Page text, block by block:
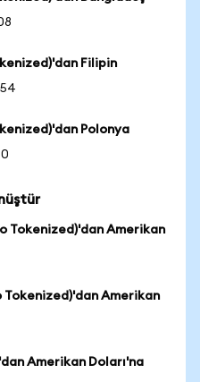
Filipin
Polonya
Tokenized)'dan Amerikan
Tokenized)'dan Amerikan
Amerikan Doları'na